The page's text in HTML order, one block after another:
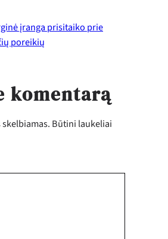
įranga prisitaiko prie
poreikių
komentarą
Būtini laukeliai